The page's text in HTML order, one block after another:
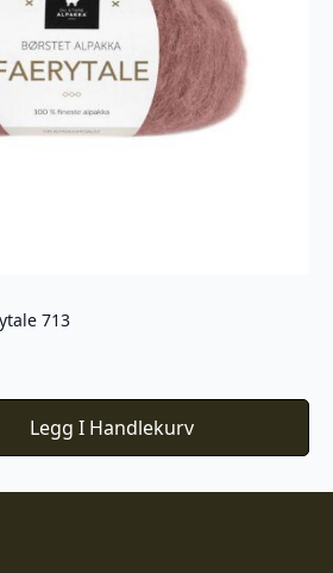
713
Legg I Handlekurv